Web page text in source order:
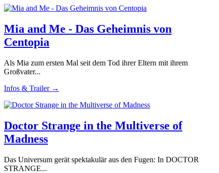
Mia and Me - Das Geheimnis von
Centopia
Als Mia zum ersten Mal seit dem Tod ihrer Eltern mit ihrem
Großvater...
Infos & Trailer →
Doctor Strange in the Multiverse of
Madness
Das Universum gerät spektakulär aus den Fugen: In DOCTOR
STRANGE...